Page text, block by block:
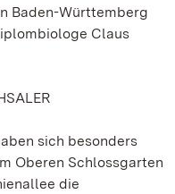
Baden-Württemberg
Claus
sich besonders
Oberen Schlossgarten
die